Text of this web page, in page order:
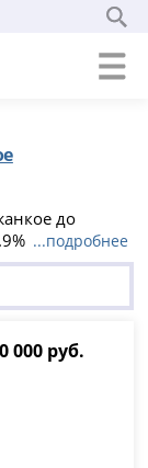
до
годовых —
и
решение в
...подробнее
000 руб.